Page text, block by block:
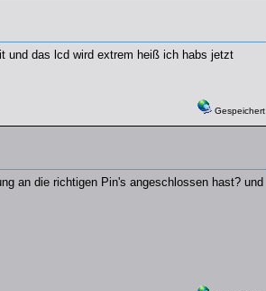
und das lcd wird extrem heiß ich habs jetzt
Gespeichert
an die richtigen Pin's angeschlossen hast? und